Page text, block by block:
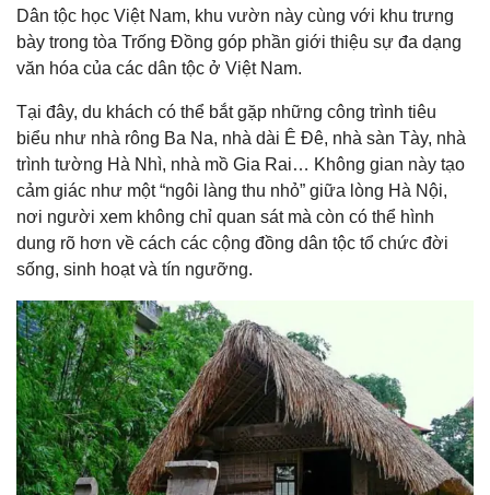
Dân tộc học Việt Nam, khu vườn này cùng với khu trưng
bày trong tòa Trống Đồng góp phần giới thiệu sự đa dạng
văn hóa của các dân tộc ở Việt Nam.
Tại đây, du khách có thể bắt gặp những công trình tiêu
biểu như nhà rông Ba Na, nhà dài Ê Đê, nhà sàn Tày, nhà
trình tường Hà Nhì, nhà mồ Gia Rai… Không gian này tạo
cảm giác như một “ngôi làng thu nhỏ” giữa lòng Hà Nội,
nơi người xem không chỉ quan sát mà còn có thể hình
dung rõ hơn về cách các cộng đồng dân tộc tổ chức đời
sống, sinh hoạt và tín ngưỡng.